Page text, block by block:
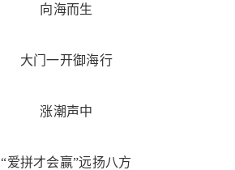
向海而生
大门一开御海行
涨潮声中
“爱拼才会赢”远扬八方